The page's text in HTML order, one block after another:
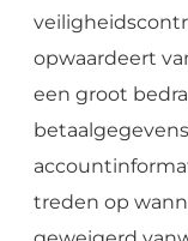
opwaardeert
een groot
treden op